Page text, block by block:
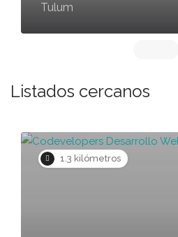
Tulum
Listados cercanos
1.3 kilómetros